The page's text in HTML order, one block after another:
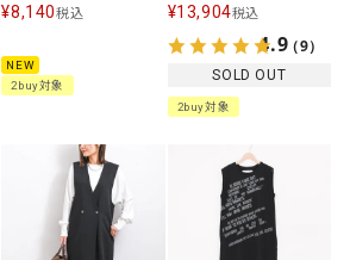
¥8,140税込
NEW
2buy対象
¥13,904税込
4.9（9）
SOLD OUT
2buy対象